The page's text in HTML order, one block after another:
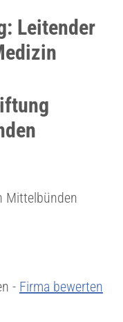
Leitender
Mittelbünden
- Firma bewerten